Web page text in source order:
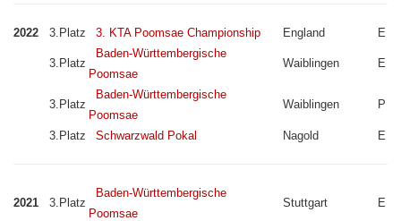
2022 3.Platz 3. KTA Poomsae Championship England E
3.Platz
Baden-Württembergische
Poomsae
Waiblingen E
3.Platz
Baden-Württembergische
Poomsae
Waiblingen P
3.Platz Schwarzwald Pokal Nagold E
2021 3.Platz
Baden-Württembergische
Poomsae
Stuttgart E